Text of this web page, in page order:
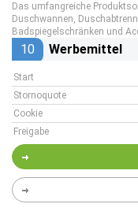
Das umfangreiche
Duschwannen,
Badspiegelschränken und
10 Werbemittel
Start
Stornoquote
Cookie
Freigabe